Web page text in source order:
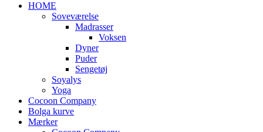
HOME
Soveværelse
Madrasser
Voksen
Dyner
Puder
Sengetøj
Soyalys
Yoga
Cocoon Company
Bolga kurve
Mærker